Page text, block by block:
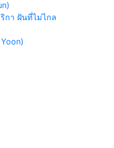
ริกา ฝันที่ไม่ไกล